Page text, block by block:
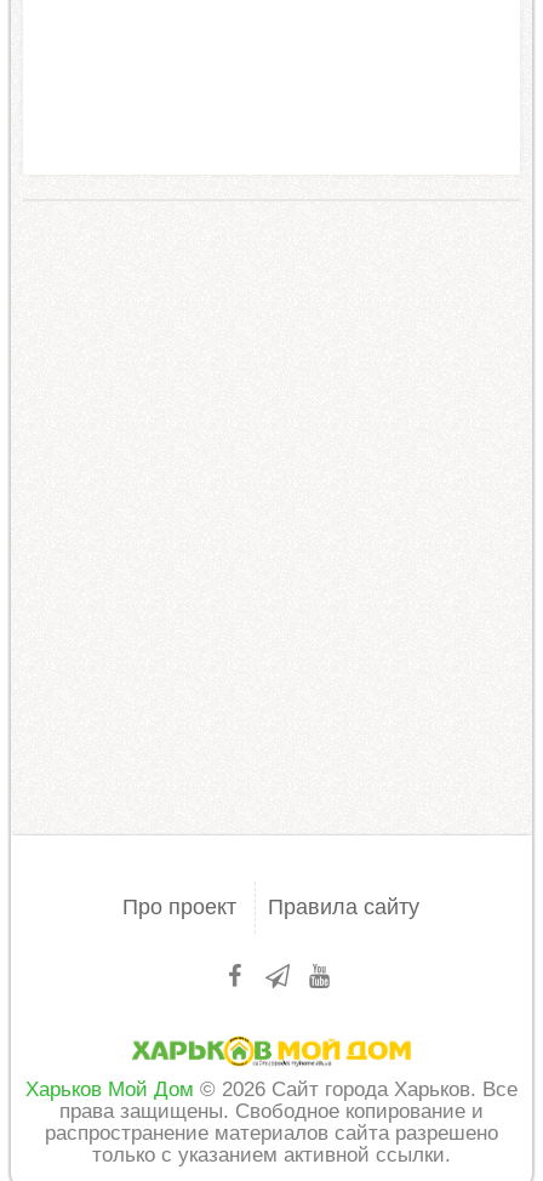
Про проект Правила сайту
Харьков Мой Дом © 2026 Сайт города Харьков. Все
права защищены. Свободное копирование и
распространение материалов сайта разрешено
только с указанием активной ссылки.